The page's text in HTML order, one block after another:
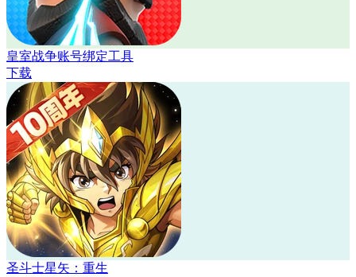
皇室战争账号绑定工具
下载
圣斗士星矢：重生